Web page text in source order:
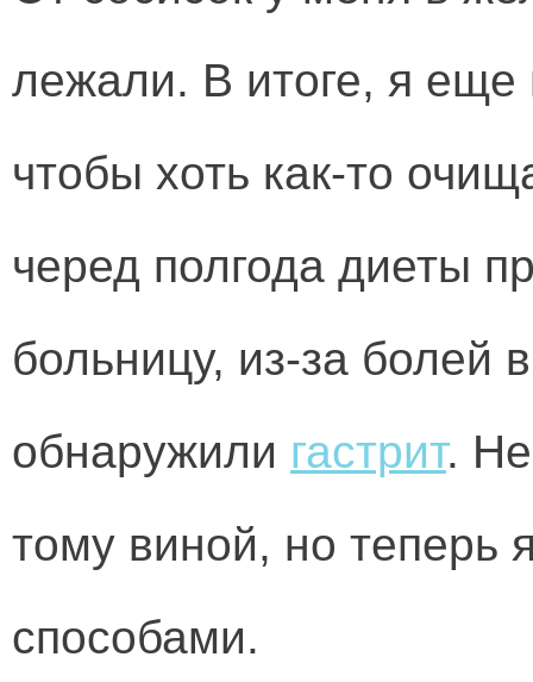
лежали. В итоге, я еще
чтобы хоть как-то
черед полгода диеты
больницу, из-за болей
обнаружили гастрит.
тому виной, но теперь
способами.